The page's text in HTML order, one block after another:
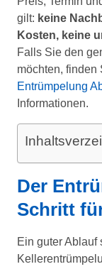
gilt: keine
Kosten, keine
Falls Sie den
möchten, finden
Entrümpelung
Informationen.
Der
Schritt
Ein guter Ablauf